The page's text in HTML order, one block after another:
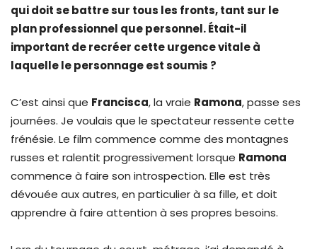
qui doit se battre sur tous les fronts, tant sur le
plan professionnel que personnel. Était-il
important de recréer cette urgence vitale à
laquelle le personnage est soumis ?
C’est ainsi que Francisca, la vraie Ramona, passe ses
journées. Je voulais que le spectateur ressente cette
frénésie. Le film commence comme des montagnes
russes et ralentit progressivement lorsque Ramona
commence à faire son introspection. Elle est très
dévouée aux autres, en particulier à sa fille, et doit
apprendre à faire attention à ses propres besoins.